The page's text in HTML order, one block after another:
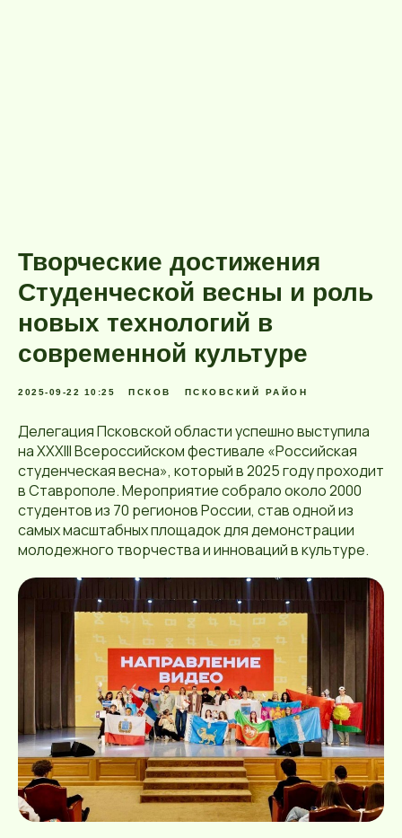
Творческие достижения
Студенческой весны и роль
новых технологий в
современной культуре
2025-09-22 10:25 ПСКОВ ПСКОВСКИЙ РАЙОН
Делегация Псковской области успешно выступила
на XXXIII Всероссийском фестивале «Российская
студенческая весна», который в 2025 году проходит
в Ставрополе. Мероприятие собрало около 2000
студентов из 70 регионов России, став одной из
самых масштабных площадок для демонстрации
молодежного творчества и инноваций в культуре.